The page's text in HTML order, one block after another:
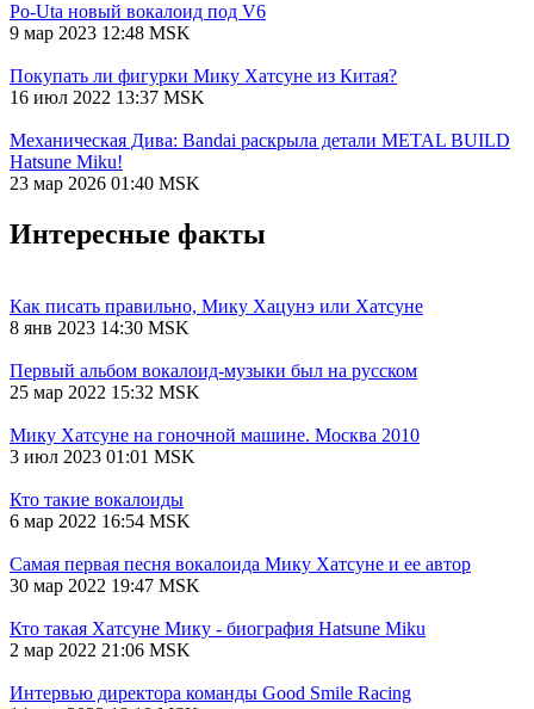
Po-Uta новый вокалоид под V6
9 мар 2023 12:48 MSK
Покупать ли фигурки Мику Хатсуне из Китая?
16 июл 2022 13:37 MSK
Механическая Дива: Bandai раскрыла детали METAL BUILD
Hatsune Miku!
23 мар 2026 01:40 MSK
Интересные факты
Как писать правильно, Мику Хацунэ или Хатсуне
8 янв 2023 14:30 MSK
Первый альбом вокалоид-музыки был на русском
25 мар 2022 15:32 MSK
Мику Хатсуне на гоночной машине. Москва 2010
3 июл 2023 01:01 MSK
Кто такие вокалоиды
6 мар 2022 16:54 MSK
Самая первая песня вокалоида Мику Хатсуне и ее автор
30 мар 2022 19:47 MSK
Кто такая Хатсуне Мику - биография Hatsune Miku
2 мар 2022 21:06 MSK
Интервью директора команды Good Smile Racing